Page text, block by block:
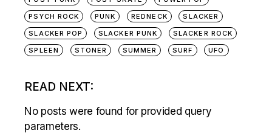
PSYCH ROCK
PUNK REDNECK
SLACKER
SLACKER POP
SLACKER PUNK
SLACKER ROCK
SPLEEN
STONER SUMMER SURF UFO
READ NEXT:
No posts were found for provided query
parameters.